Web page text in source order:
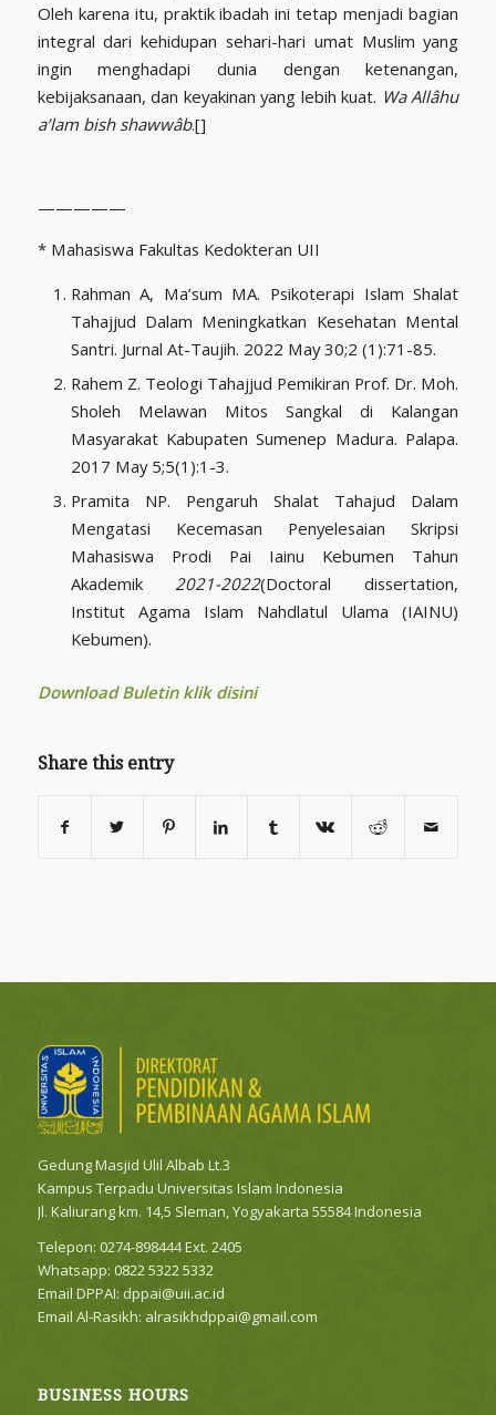
Oleh karena itu, praktik ibadah ini tetap menjadi bagian
integral dari kehidupan sehari-hari umat Muslim yang
ingin menghadapi dunia dengan ketenangan,
kebijaksanaan, dan keyakinan yang lebih kuat. Wa Allâhu
a’lam bish shawwâb.[]
—————
* Mahasiswa Fakultas Kedokteran UII
Rahman A, Ma’sum MA. Psikoterapi Islam Shalat
Tahajjud Dalam Meningkatkan Kesehatan Mental
Santri. Jurnal At-Taujih. 2022 May 30;2 (1):71-85.
Rahem Z. Teologi Tahajjud Pemikiran Prof. Dr. Moh.
Sholeh Melawan Mitos Sangkal di Kalangan
Masyarakat Kabupaten Sumenep Madura. Palapa.
2017 May 5;5(1):1-3.
Pramita NP. Pengaruh Shalat Tahajud Dalam
Mengatasi Kecemasan Penyelesaian Skripsi
Mahasiswa Prodi Pai Iainu Kebumen Tahun
Akademik2021-2022(Doctoral dissertation,
Institut Agama Islam Nahdlatul Ulama (IAINU)
Kebumen).
Download Buletin klik disini
Share this entry
Gedung Masjid Ulil Albab Lt.3
Kampus Terpadu Universitas Islam Indonesia
Jl. Kaliurang km. 14,5 Sleman, Yogyakarta 55584 Indonesia
Telepon: 0274-898444 Ext. 2405
Whatsapp: 0822 5322 5332
Email DPPAI: dppai@uii.ac.id
Email Al-Rasikh: alrasikhdppai@gmail.com
BUSINESS HOURS